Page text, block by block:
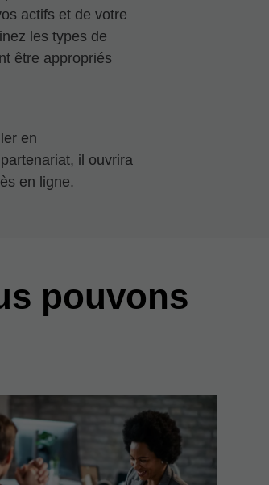
actifs et de votre
les types de
être appropriés
en
il ouvrira
en ligne.
pouvons